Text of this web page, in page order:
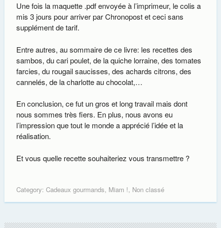
Une fois la maquette .pdf envoyée à l’imprimeur, le colis a
mis 3 jours pour arriver par Chronopost et ceci sans
supplément de tarif.
Entre autres, au sommaire de ce livre: les recettes des
sambos, du cari poulet, de la quiche lorraine, des tomates
farcies, du rougail saucisses, des achards citrons, des
cannelés, de la charlotte au chocolat,…
En conclusion, ce fut un gros et long travail mais dont
nous sommes très fiers. En plus, nous avons eu
l’impression que tout le monde a apprécié l’idée et la
réalisation.
Et vous quelle recette souhaiteriez vous transmettre ?
Category: Cadeaux gourmands, Miam !, Non classé